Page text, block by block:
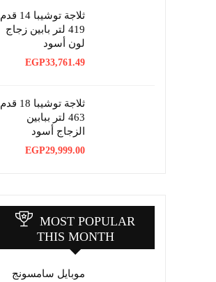
ثلاجة توشيبا 14 قدم
419 لتر بابين زجاج
لون أسود
EGP33,761.49
ثلاجة توشيبا 18 قدم
463 لتر ببابين
الزجاج أسود
EGP29,999.00
MOST POPULAR
THIS MONTH
موبايل سامسونج